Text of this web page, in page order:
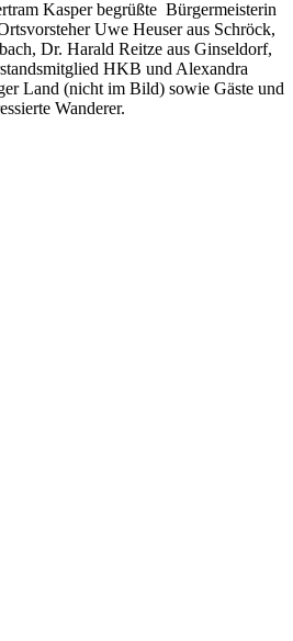
Kasper begrüßte Bürgermeisterin
Uwe Heuser aus Schröck,
Dr. Harald Reitze aus Ginseldorf,
HKB und Alexandra
Land (nicht im Bild) sowie Gäste und
Wanderer.